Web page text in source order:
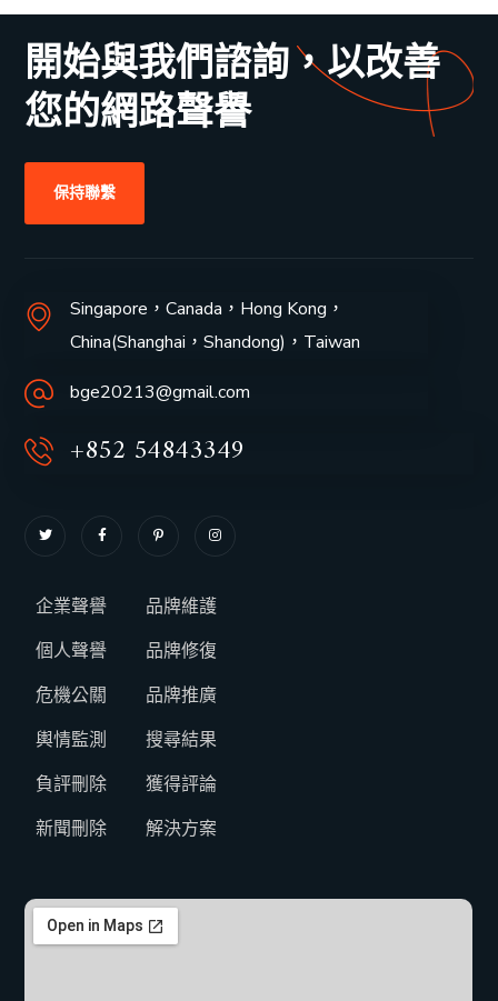
開始與我們諮詢，以改善
您的網路聲譽
保持聯繫
Singapore，Canada，Hong Kong，
China(Shanghai，Shandong)，Taiwan
bge20213@gmail.com
+852 54843349
企業聲譽
個人聲譽
危機公關
輿情監測
負評刪除
新聞刪除
品牌維護
品牌修復
品牌推廣
搜尋結果
獲得評論
解決方案